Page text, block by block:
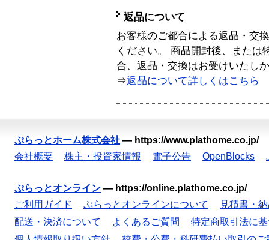
返品について
お客様のご都合による返品・交
ください。 商品開封後、または
合、返品・交換はお受けいたし
⇒返品について詳しくはこちら
ぷらっとホーム株式会社 — https://www.plathome.co.jp/
会社概要
株主・投資家情報 電子公告 OpenBlocks
ぷらっとオンライン — https://online.plathome.co.jp/
ご利用ガイド
ぷらっとオンラインについて
見積書・
配送・決済について
よくあるご質問
特定商取引法に